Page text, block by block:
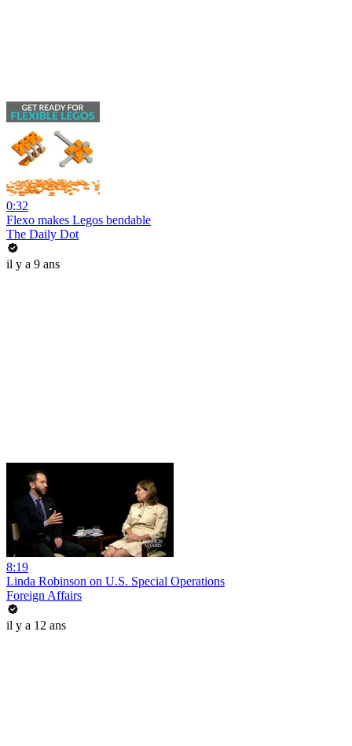
0:32
Flexo makes Legos bendable
The Daily Dot
il y a 9 ans
8:19
Linda Robinson on U.S. Special Operations
Foreign Affairs
il y a 12 ans